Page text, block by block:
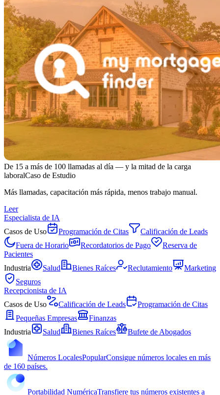
De 15 a más de 100 llamadas al día — y la mitad de la carga
laboralCaso de Estudio
Más llamadas, capacitación más rápida, menos trabajo manual.
Leer
Especialista de IA
Casos de Uso
Programación de Citas
Calificación de Leads
Fuera de Horario
Recordatorios de Pago
Reserva de
Pacientes
Industria
Salud Bienes Raíces Reclutamiento
Marketing
Seguros
Recepcionista de IA
Casos de Uso
Calificación de Leads
Programación de Citas
Pequeñas Empresas
Finanzas
Industria
Salud Bienes Raíces Bufete de Abogados
Números LocalesPopularConsigue números locales en más
de 160 países.
Portabilidad NuméricaTransfiere tus números existentes a